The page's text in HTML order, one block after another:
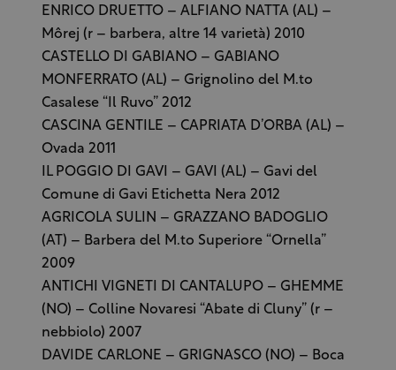
ENRICO DRUETTO – ALFIANO NATTA (AL) –
Môrej (r – barbera, altre 14 varietà) 2010
CASTELLO DI GABIANO – GABIANO
MONFERRATO (AL) – Grignolino del M.to
Casalese “Il Ruvo” 2012
CASCINA GENTILE – CAPRIATA D’ORBA (AL) –
Ovada 2011
IL POGGIO DI GAVI – GAVI (AL) – Gavi del
Comune di Gavi Etichetta Nera 2012
AGRICOLA SULIN – GRAZZANO BADOGLIO
(AT) – Barbera del M.to Superiore “Ornella”
2009
ANTICHI VIGNETI DI CANTALUPO – GHEMME
(NO) – Colline Novaresi “Abate di Cluny” (r –
nebbiolo) 2007
DAVIDE CARLONE – GRIGNASCO (NO) – Boca